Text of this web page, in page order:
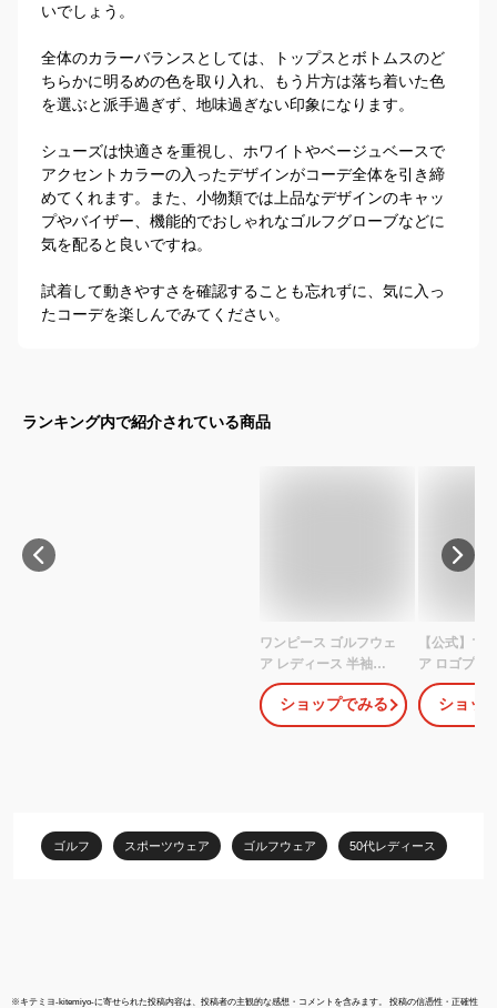
いでしょう。
全体のカラーバランスとしては、トップスとボトムスのど
ちらかに明るめの色を取り入れ、もう片方は落ち着いた色
を選ぶと派手過ぎず、地味過ぎない印象になります。
シューズは快適さを重視し、ホワイトやベージュベースで
アクセントカラーの入ったデザインがコーデ全体を引き締
めてくれます。また、小物類では上品なデザインのキャッ
プやバイザー、機能的でおしゃれなゴルフグローブなどに
気を配ると良いですね。
試着して動きやすさを確認することも忘れずに、気に入っ
たコーデを楽しんでみてください。
ランキング内で紹介されている商品
ワンピース ゴルフウェ
ア レディース 半袖
FILAGOLF フィラ オシ
ャレ 50代40代30代20代
スポーツ 755522w
ショップでみる
【公式】マ
ア ロゴプリ
ネック半袖
ィース 女性
トレッチ
MG5SHS58L
ショッ
ゴルフ スポーツウェア ゴルフウェア 50代レディース
※キテミヨ-kitemiyo-に寄せられた投稿内容は、投稿者の主観的な感想・コメントを含みます。 投稿の信憑性・正確性